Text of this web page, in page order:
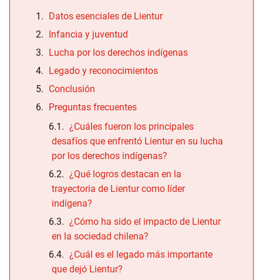
Datos esenciales de Lientur
Infancia y juventud
Lucha por los derechos indígenas
Legado y reconocimientos
Conclusión
Preguntas frecuentes
¿Cuáles fueron los principales
desafíos que enfrentó Lientur en su lucha
por los derechos indígenas?
¿Qué logros destacan en la
trayectoria de Lientur como líder
indígena?
¿Cómo ha sido el impacto de Lientur
en la sociedad chilena?
¿Cuál es el legado más importante
que dejó Lientur?